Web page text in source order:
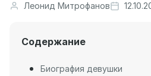
Леонид Митрофанов
Содержание
Биография девушки